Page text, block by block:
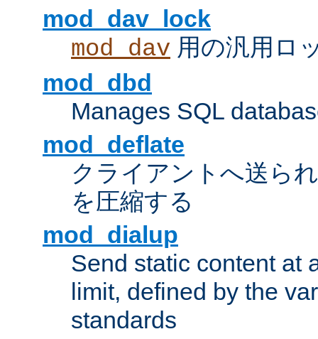
mod_dav_lock
mod_dav 用の汎用ロ
mod_dbd
Manages SQL
mod_deflate
クライアントへ送ら
を圧縮する
mod_dialup
Send static content at
limit, defined by the
standards